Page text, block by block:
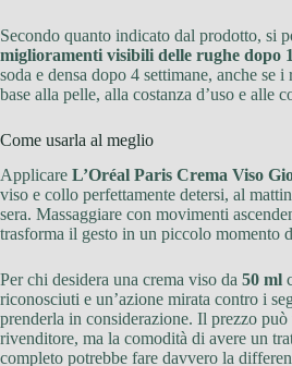
Secondo quanto indicato dal prodotto, si
miglioramenti visibili delle rughe dopo
soda e densa dopo 4 settimane, anche se
base alla pelle, alla costanza d’uso e alle
Come usarla al meglio
Applicare L’Oréal Paris Crema Viso
viso e collo perfettamente detersi, al
sera. Massaggiare con movimenti
trasforma il gesto in un piccolo momento
Per chi desidera una crema viso da 50 ml
riconosciuti e un’azione mirata contro i
prenderla in considerazione. Il prezzo può
rivenditore, ma la comodità di avere un
completo potrebbe fare davvero la